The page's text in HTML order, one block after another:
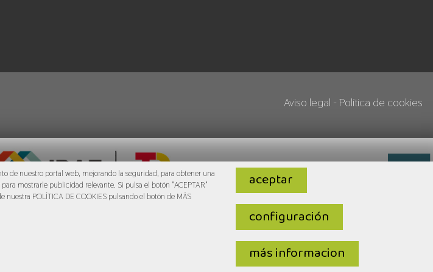
de nuestro portal web, mejorando la seguridad, para obtener una
mostrarle publicidad relevante. Si pulsa el botón "ACEPTAR"
POLÍTICA DE COOKIES pulsando el botón de MÁS
aceptar
configuración
más informacion
Aviso legal -Política de cookies